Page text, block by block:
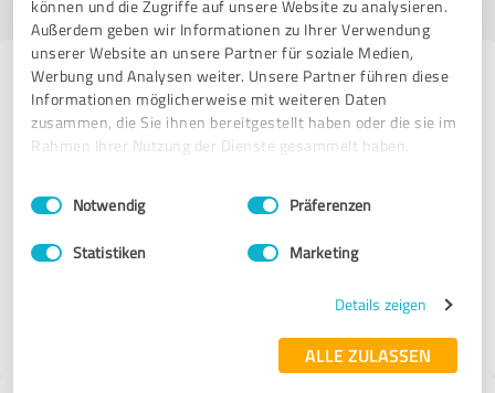
können und die Zugriffe auf unsere Website zu analysieren.
Außerdem geben wir Informationen zu Ihrer Verwendung
unserer Website an unsere Partner für soziale Medien,
Werbung und Analysen weiter. Unsere Partner führen diese
Informationen möglicherweise mit weiteren Daten
zusammen, die Sie ihnen bereitgestellt haben oder die sie im
Rahmen Ihrer Nutzung der Dienste gesammelt haben.
Impressum Datenschutzbestimmungen
Einwilligungsauswahl
Notwendig Präferenzen
Statistiken Marketing
Details zeigen
ALLE ZULASSEN
melden
Erfahrungen zu weiteren
Anbietern aus dem Bereich E-
Commerce
steelbuddy